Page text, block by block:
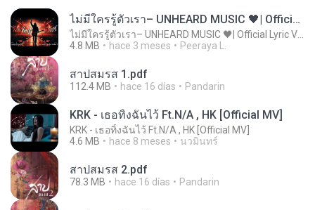
ไม่มีใครรู้ตัวเรา– UNHEARD MUSIC 🖤| Official Lyric Video | เพลงสู้ชีวิต
4.8 MB
hace 3 meses Peeraya L.
สาปสมรส 1.pdf
112.4 MB hace 16 días Pandarin
KRK - เธอทิ้งฉันไว้ Ft.N/A , HK [Official MV]
KRK - เธอทิ้งฉันไว้ Ft.N/A , HK [Official MV]
4.6 MB
hace 8 meses นวมินทร์
สาปสมรส 2.pdf
78.3 MB hace 16 días Pandarin